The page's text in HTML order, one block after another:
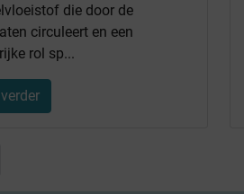
die door de
circuleert en een
rol sp...